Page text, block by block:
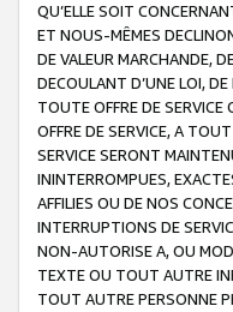
QU’ELLE SOIT
ET NOUS-MÊMES
DE VALEUR MARCHANDE,
DECOULANT D’UNE LOI,
TOUTE OFFRE DE
OFFRE DE SERVICE, A
SERVICE SERONT
ININTERROMPUES,
AFFILIES OU DE NOS
INTERRUPTIONS DE
NON-AUTORISE A, OU
TEXTE OU TOUT AUTRE
TOUT AUTRE PERSONNE